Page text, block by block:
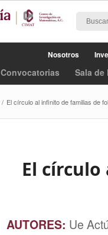
Nosotros
Convocatorias Sala de
/ El círculo al infinito de familias de
El
AUTORES: Ue